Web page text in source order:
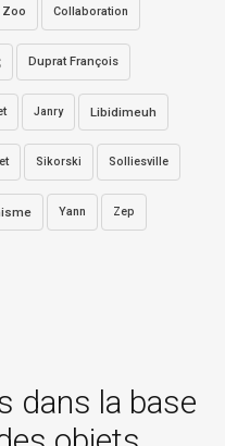
Zoo Collaboration
Duprat François
Janry Libidimeuh
Sikorski Solliesville
Yann Zep
dans la base